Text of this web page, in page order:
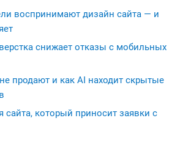
воспринимают дизайн сайта — и
снижает отказы с мобильных
продают и как AI находит скрытые
сайта, который приносит заявки с